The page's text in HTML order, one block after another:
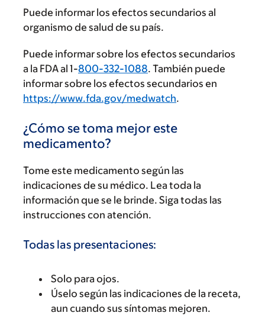
Puede informar los efectos secundarios al
organismo de salud de su país.
Puede informar sobre los efectos secundarios
a la FDA al 1-800-332-1088. También puede
informar sobre los efectos secundarios en
https://www.fda.gov/medwatch.
¿Cómo se toma mejor este
medicamento?
Tome este medicamento según las
indicaciones de su médico. Lea toda la
información que se le brinde. Siga todas las
instrucciones con atención.
Todas las presentaciones:
Solo para ojos.
Úselo según las indicaciones de la receta,
aun cuando sus síntomas mejoren.